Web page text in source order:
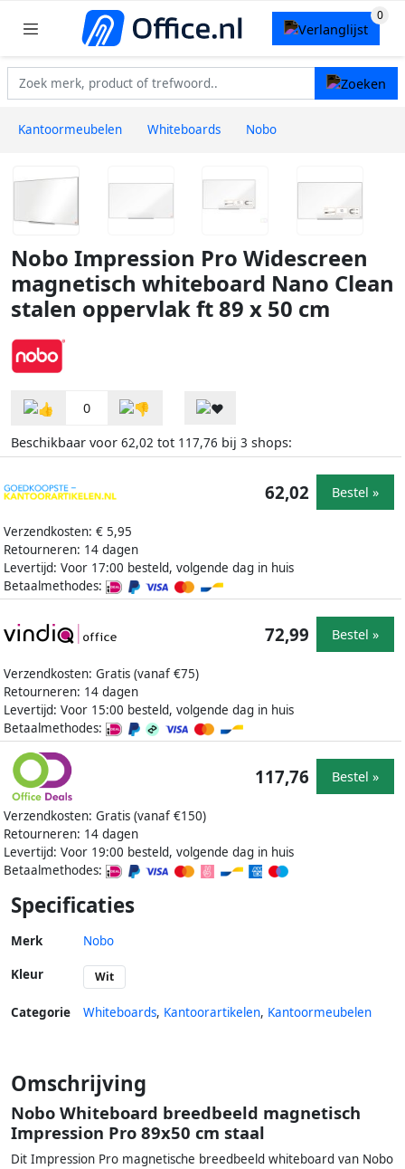
Kantoormeubelen Whiteboards Nobo
Nobo Impression Pro Widescreen
magnetisch whiteboard Nano Clean
stalen oppervlak ft 89 x 50 cm
0
Beschikbaar voor 62,02 tot 117,76 bij 3 shops:
Verzendkosten: € 5,95
Retourneren: 14 dagen
Levertijd: Voor 17:00 besteld, volgende dag in huis
Betaalmethodes:
62,02 Bestel »
Verzendkosten: Gratis (vanaf €75)
Retourneren: 14 dagen
Levertijd: Voor 15:00 besteld, volgende dag in huis
Betaalmethodes:
72,99 Bestel »
Verzendkosten: Gratis (vanaf €150)
Retourneren: 14 dagen
Levertijd: Voor 19:00 besteld, volgende dag in huis
Betaalmethodes:
117,76 Bestel »
Specificaties
Merk Nobo
Kleur Wit
Categorie Whiteboards, Kantoorartikelen, Kantoormeubelen
Omschrijving
Nobo Whiteboard breedbeeld magnetisch
Impression Pro 89x50 cm staal
Dit Impression Pro magnetische breedbeeld whiteboard van Nobo